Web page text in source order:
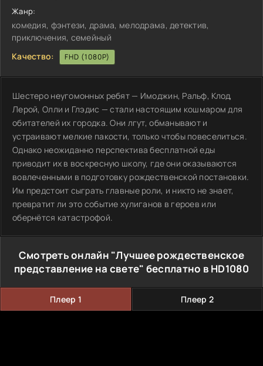
Жанр:
комедия, фэнтези, драма, мелодрама, детектив,
приключения, семейный
Качество:
FHD (1080P)
Шестеро неугомонных ребят — Имоджин, Ральф, Клод,
Лерой, Олли и Глэдис — стали настоящим кошмаром для
обитателей их городка. Они лгут, обманывают и
устраивают мелкие пакости, только чтобы повеселиться.
Однако неожиданно перспектива бесплатной еды
приводит их в воскресную школу, где они оказываются
вовлеченными в подготовку рождественской постановки.
Им предстоит сыграть главные роли, и никто не знает,
превратит ли это событие хулиганов в героев или
обернётся катастрофой.
Смотреть онлайн "Лучшее рождественское
представление на свете" бесплатно в HD1080
Плеер 1 Плеер 2